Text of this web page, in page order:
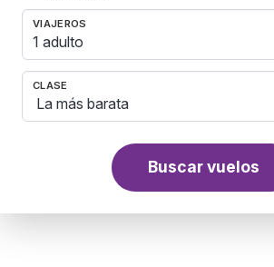
VIAJEROS
1 adulto
CLASE
Buscar vuelos